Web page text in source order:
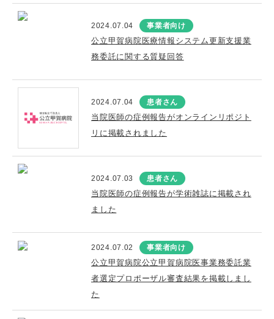
2024.07.04 事業者向け
公立甲賀病院医療情報システム更新支援業
務委託に関する質疑回答
2024.07.04 患者さん
当院医師の症例報告がオンラインリポジト
リに掲載されました
2024.07.03 患者さん
当院医師の症例報告が学術雑誌に掲載され
ました
2024.07.02 事業者向け
公立甲賀病院公立甲賀病院医事業務委託業
者選定プロポーザル審査結果を掲載しまし
た